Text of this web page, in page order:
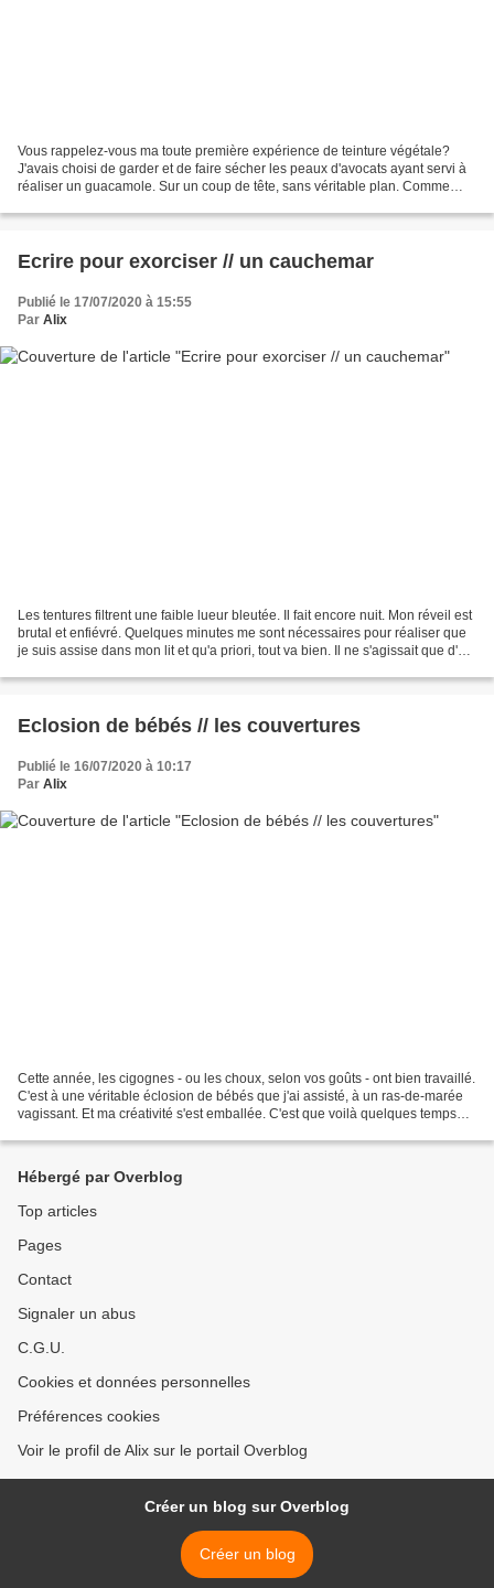
Vous rappelez-vous ma toute première expérience de teinture végétale?
J'avais choisi de garder et de faire sécher les peaux d'avocats ayant servi à
réaliser un guacamole. Sur un coup de tête, sans véritable plan. Comme
Ecrire pour exorciser // un cauchemar
Publié le 17/07/2020 à 15:55
Par Alix
Les tentures filtrent une faible lueur bleutée. Il fait encore nuit. Mon réveil est
brutal et enfiévré. Quelques minutes me sont nécessaires pour réaliser que
je suis assise dans mon lit et qu'a priori, tout va bien. Il ne s'agissait que d'un
Eclosion de bébés // les couvertures
Publié le 16/07/2020 à 10:17
Par Alix
Cette année, les cigognes - ou les choux, selon vos goûts - ont bien travaillé.
C'est à une véritable éclosion de bébés que j'ai assisté, à un ras-de-marée
vagissant. Et ma créativité s'est emballée. C'est que voilà quelques temps
Hébergé par Overblog
Top articles
Pages
Contact
Signaler un abus
C.G.U.
Cookies et données personnelles
Préférences cookies
Voir le profil de Alix sur le portail Overblog
Créer un blog sur Overblog
Créer un blog